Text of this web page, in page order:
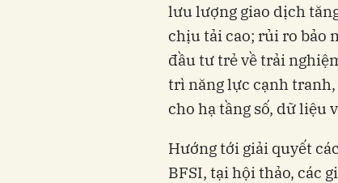
lưu lượng giao dịch
chịu tải cao; rủi ro bảo
đầu tư trẻ về trải
trì năng lực cạnh
cho hạ tầng số, dữ liệu
Hướng tới giải quyết
BFSI, tại hội thảo, các